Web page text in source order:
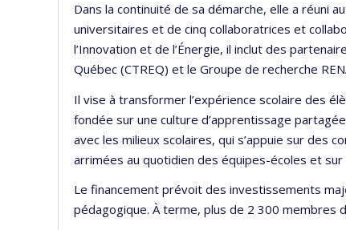
Dans la continuité de sa démarche, elle a réuni
universitaires et de cinq collaboratrices et
l’Innovation et de l’Énergie, il inclut des
Québec (CTREQ) et le Groupe de recherche
Il vise à transformer l’expérience scolaire des
fondée sur une culture d’apprentissage
avec les milieux scolaires, qui s’appuie sur des
arrimées au quotidien des équipes-écoles et
Le financement prévoit des investissements
pédagogique. À terme, plus de 2 300 membres